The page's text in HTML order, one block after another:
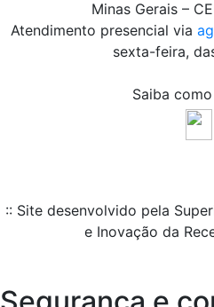
Minas Gerais –
Atendimento presencial via
sexta-feira,
Saiba
:: Site desenvolvido pela
e Inovação da